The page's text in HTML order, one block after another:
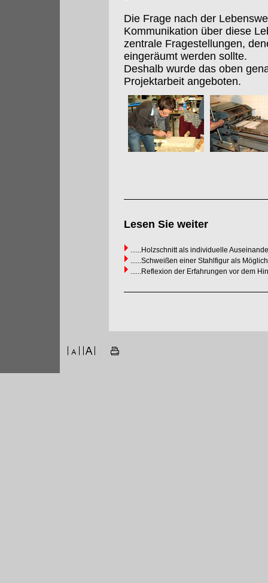
Die Frage nach der
Kommunikation über diese
zentrale Fragestellungen,
eingeräumt werden sollte.
Deshalb wurde das oben
Projektarbeit angeboten.
Lesen Sie weiter
......Holzschnitt als individuelle
......Schweißen einer Stahlfigur als
......Reflexion der Erfahrungen vor dem